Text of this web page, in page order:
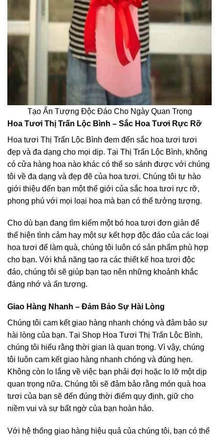
Tạo Ấn Tượng Độc Đáo Cho Ngày Quan Trọng
Hoa Tươi Thị Trấn Lộc Bình – Sắc Hoa Tươi Rực Rỡ
Hoa tươi Thị Trấn Lộc Bình đem đến sắc hoa tươi tươi
đẹp và đa dạng cho mọi dịp. Tại Thị Trấn Lộc Bình, không
có cửa hàng hoa nào khác có thể so sánh được với chúng
tôi về đa dạng và đẹp đẽ của hoa tươi. Chúng tôi tự hào
giới thiệu đến bạn một thế giới của sắc hoa tươi rực rỡ,
phong phú với mọi loại hoa mà bạn có thể tưởng tượng.
Cho dù bạn đang tìm kiếm một bó hoa tươi đơn giản để
thể hiện tình cảm hay một sự kết hợp độc đáo của các loại
hoa tươi để làm quà, chúng tôi luôn có sản phẩm phù hợp
cho bạn. Với khả năng tạo ra các thiết kế hoa tươi độc
đáo, chúng tôi sẽ giúp bạn tạo nên những khoảnh khắc
đáng nhớ và ấn tượng.
Giao Hàng Nhanh – Đảm Bảo Sự Hài Lòng
Chúng tôi cam kết giao hàng nhanh chóng và đảm bảo sự
hài lòng của bạn. Tại Shop Hoa Tươi Thị Trấn Lộc Bình,
chúng tôi hiểu rằng thời gian là quan trọng. Vì vậy, chúng
tôi luôn cam kết giao hàng nhanh chóng và đúng hẹn.
Không còn lo lắng về việc bạn phải đợi hoặc lo lỡ một dịp
quan trọng nữa. Chúng tôi sẽ đảm bảo rằng món quà hoa
tươi của bạn sẽ đến đúng thời điểm quy định, giữ cho
niềm vui và sự bất ngờ của bạn hoàn hảo.
Với hệ thống giao hàng hiệu quả của chúng tôi, bạn có thể